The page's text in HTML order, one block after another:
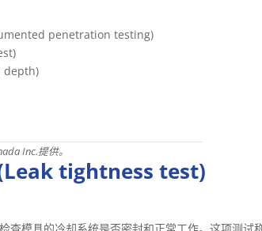
penetration testing)
depth)
Inc.提供。
tightness test)